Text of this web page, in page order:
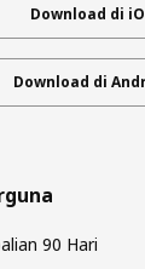
Download di
Download di
90 Hari